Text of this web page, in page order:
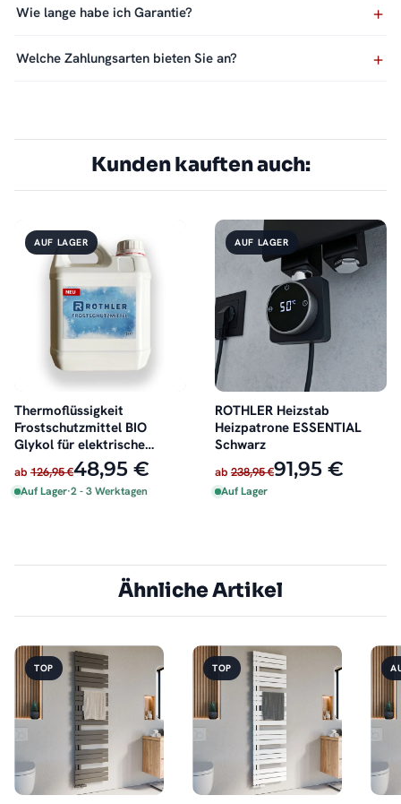
Wie lange habe ich Garantie?
Welche Zahlungsarten bieten Sie an?
Kunden kauften auch:
AUF LAGER
Thermoflüssigkeit
Frostschutzmittel BIO
Glykol für elektrische
Badheizkörper 4 Liter
ab 126,95 €48,95 €
Auf Lager·2 - 3 Werktagen
AUF LAGER
ROTHLER Heizstab
Heizpatrone ESSENTIAL
Schwarz
ab 238,95 €91,95 €
Auf Lager
Ähnliche Artikel
TOP TOP